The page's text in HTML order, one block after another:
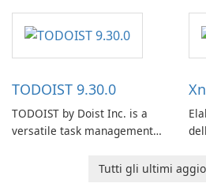
TODOIST 9.30.0
TODOIST by Doist Inc. is a
versatile task management
individuals and teamsTutti gli ultimi